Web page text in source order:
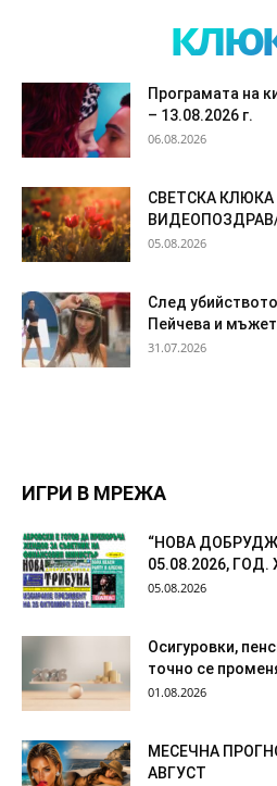
Програмата на
– 13.08.2026 г.
06.08.2026
СВЕТСКА КЛЮКА
05.08.2026
След
Пейчева и
31.07.2026
ИГРИ В МРЕЖА
“НОВА
05.08.2026, ГОД.
05.08.2026
Осигуровки,
точно се
01.08.2026
МЕСЕЧНА
АВГУСТ